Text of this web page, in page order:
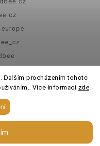
Dalším procházením tohoto
Více informací zde.
8:00-14:00
práva vyhrazena.
cookies
Shoptak.cz.